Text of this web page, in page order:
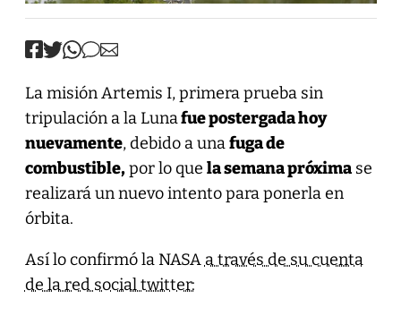
La misión Artemis I, primera prueba sin
tripulación a la Lunafue postergada hoy
nuevamente, debido a unafuga de
combustible,por lo que la semana próximase
realizará un nuevo intento para ponerla en
órbita.
Así lo confirmó la NASA a través de su cuenta
de la red social twitter: